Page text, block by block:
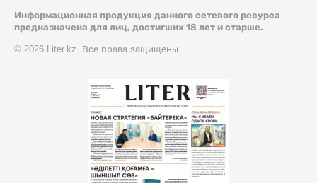
Информационная продукция данного сетевого ресурса
предназначена для лиц, достигших 18 лет и старше.
© 2026 Liter.kz. Все права защищены.